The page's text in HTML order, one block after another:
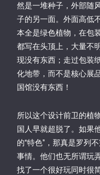
然是一堆种子，外部随
子的另一面。外面高低
本全是绿色植物，在包
都写在头顶上，大量不
现没有东西；走过包装
化地带，而不是核心展
国馆没有东西！
所以这个设计前卫的植
国人早就超脱了。如果
的“特色”，那真是罗列
事情。他们也无所谓玩
找了一个很好玩同时很